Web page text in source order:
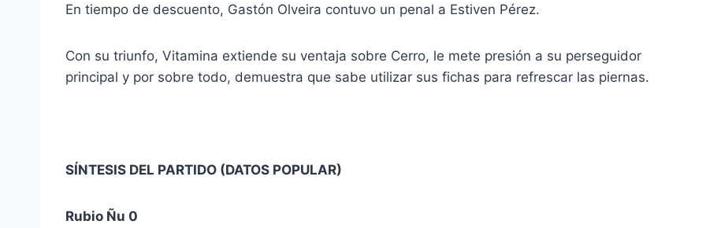
En tiempo de descuento, Gastón Olveira contuvo un penal a Estiven Pérez.
Con su triunfo, Vitamina extiende su ventaja sobre Cerro, le mete presión a su perseguidor
principal y por sobre todo, demuestra que sabe utilizar sus fichas para refrescar las piernas.
SÍNTESIS DEL PARTIDO (DATOS POPULAR)
Rubio Ñu 0